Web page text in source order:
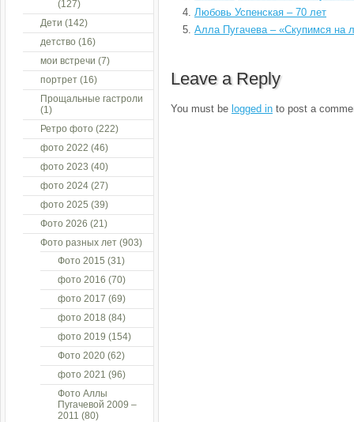
Любовь Успенская – 70 лет
Алла Пугачева – «Скупимся на
Leave a Reply
You must be logged in to post a
(127)
Дети (142)
детство (16)
мои встречи (7)
портрет (16)
Прощальные гастроли
(1)
Ретро фото (222)
фото 2022 (46)
фото 2023 (40)
фото 2024 (27)
фото 2025 (39)
Фото 2026 (21)
Фото разных лет (903)
Фото 2015 (31)
фото 2016 (70)
фото 2017 (69)
фото 2018 (84)
фото 2019 (154)
Фото 2020 (62)
фото 2021 (96)
Фото Аллы
Пугачевой 2009 –
2011 (80)